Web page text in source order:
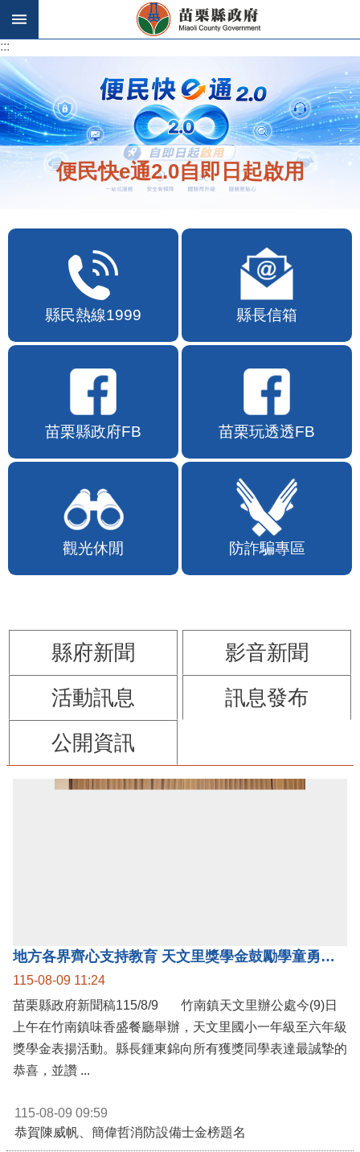
跳到主要內容區塊
:::
:::
便民快e通2.0自即日起啟用
縣民熱線1999 縣長信箱
苗栗縣政府FB 苗栗玩透透FB
觀光休閒 防詐騙專區
縣府新聞
影音新聞
活動訊息
訊息發布
公開資訊
地方各界齊心支持教育 天文里獎學金鼓勵學童勇敢追夢
115-08-09 11:24
苗栗縣政府新聞稿115/8/9 竹南鎮天文里辦公處今(9)日
上午在竹南鎮味香盛餐廳舉辦，天文里國小一年級至六年級
獎學金表揚活動。縣長鍾東錦向所有獲獎同學表達最誠摯的
恭喜，並讚 ...
115-08-09 09:59
恭賀陳威帆、簡偉哲消防設備士金榜題名